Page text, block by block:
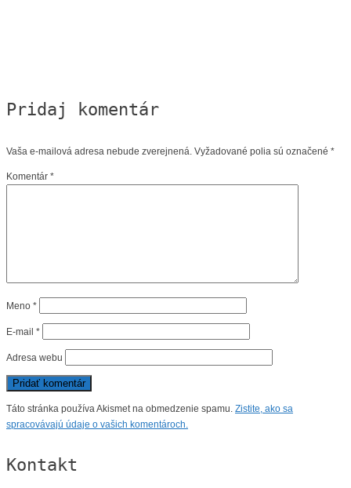
Pridaj komentár
Vaša e-mailová adresa nebude zverejnená. Vyžadované polia sú označené *
Komentár *
Meno *
E-mail *
Adresa webu
Táto stránka používa Akismet na obmedzenie spamu. Zistite, ako sa
spracovávajú údaje o vašich komentároch.
Kontakt